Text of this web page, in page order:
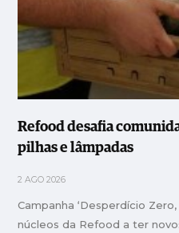
Refood desafia
pilhas e lâmpadas
2 AGO 2026
Campanha ‘Desperdício
núcleos da Refood a ter